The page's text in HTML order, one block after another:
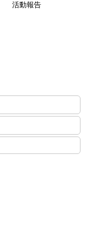
活動報告